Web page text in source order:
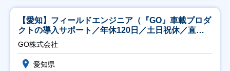
【愛知】フィールドエンジニア（『GO』車載プロダ
クトの導入サポート／年休120日／土日祝休／直行
直帰
GO株式会社
愛知県